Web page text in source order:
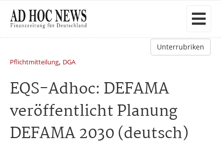
Unterrubriken
Pflichtmitteilung, DGA
EQS-Adhoc: DEFAMA
veröffentlicht Planung
DEFAMA 2030 (deutsch)